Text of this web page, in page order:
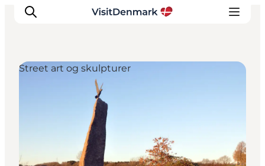
Destinationer
Oplevelser
Overnatning
Street art og skulpturer